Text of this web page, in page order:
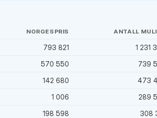
NORGESPRIS ANTALL
793 821 1 231
570 550 739
142 680 473
1 006 289
198 598 308